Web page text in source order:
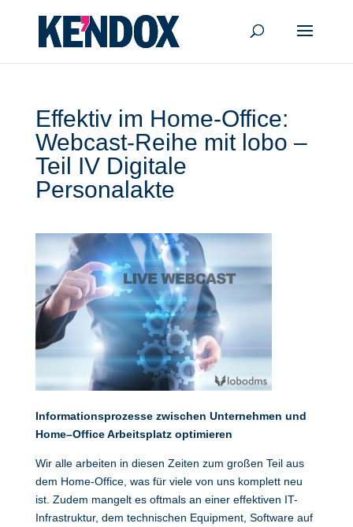
Effektiv im Home-Office:
Webcast-Reihe mit lobo –
Teil IV Digitale
Personalakte
Informationsprozesse zwischen Unternehmen und
Home–Office Arbeitsplatz optimieren
Wir alle arbeiten in diesen Zeiten zum großen Teil aus
dem Home-Office, was für viele von uns komplett neu
ist. Zudem mangelt es oftmals an einer effektiven IT-
Infrastruktur, dem technischen Equipment, Software auf